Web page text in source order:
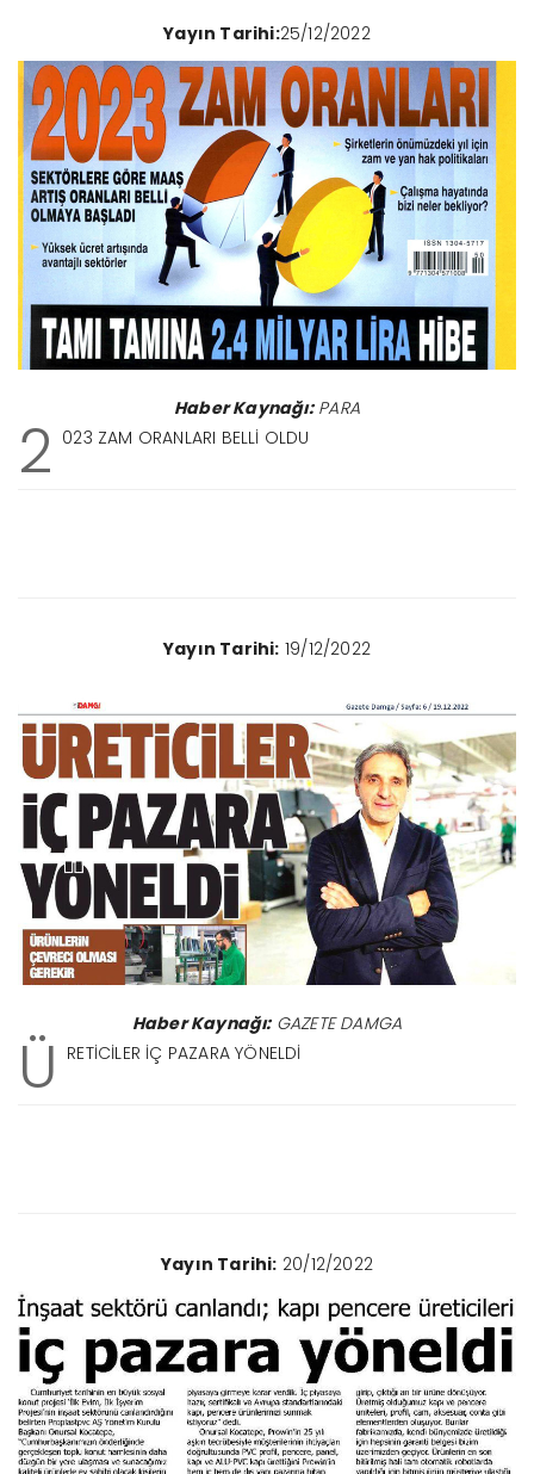
Yayın Tarihi:25/12/2022
Haber Kaynağı:PARA
2 023 ZAM ORANLARI BELLİ OLDU
Yayın Tarihi: 19/12/2022
Haber Kaynağı:GAZETE DAMGA
Ü RETİCİLER İÇ PAZARA YÖNELDİ
Yayın Tarihi: 20/12/2022